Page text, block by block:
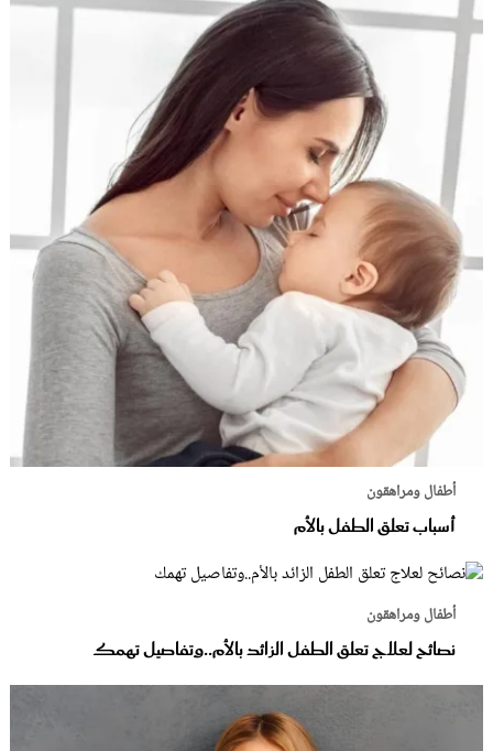
أطفال ومراهقون
أسباب تعلق الطفل بالأم
أطفال ومراهقون
نصائح لعلاج تعلق الطفل الزائد بالأم..وتفاصيل تهمك